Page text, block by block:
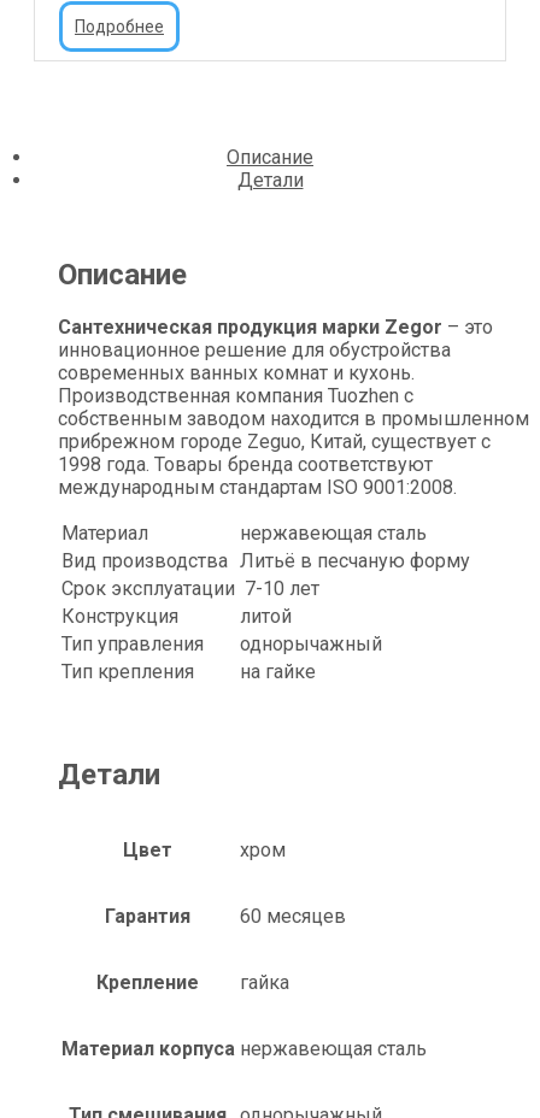
Подробнее
Описание
Детали
Описание
Сантехническая продукция марки Zegor – это
инновационное решение для обустройства
современных ванных комнат и кухонь.
Производственная компания Tuozhen с
собственным заводом находится в промышленном
прибрежном городе Zeguo, Китай, существует с
1998 года. Товары бренда соответствуют
международным стандартам ISO 9001:2008.
Материал
нержавеющая сталь
Вид производства Литьё в песчаную форму
Срок эксплуатации 7-10 лет
Конструкция
литой
Тип управления
однорычажный
Тип крепления
на гайке
Детали
Цвет хром
Гарантия 60 месяцев
Крепление гайка
Материал корпуса нержавеющая сталь